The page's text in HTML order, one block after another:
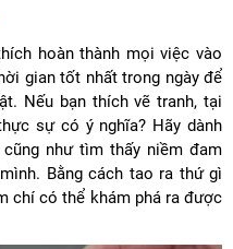
hoàn thành mọi việc vào
gian tốt nhất trong ngày để
Nếu bạn thích vẽ tranh, tại
sự có ý nghĩa? Hãy dành
như tìm thấy niềm đam
Bằng cách tao ra thứ gì
chí có thể khám phá ra được